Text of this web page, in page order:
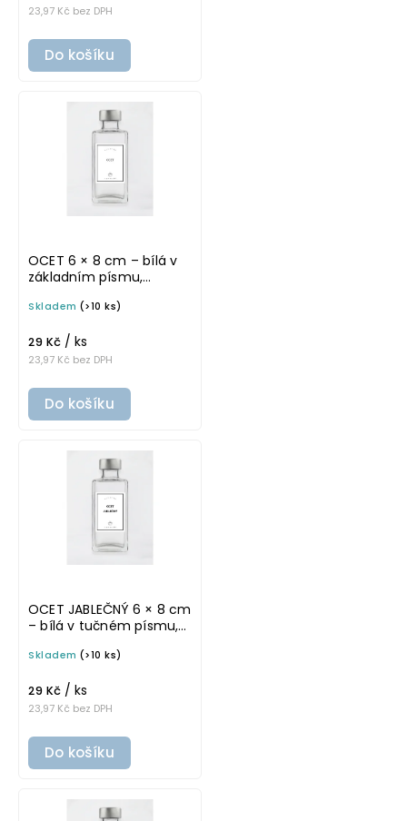
23,97 Kč bez DPH
Do košíku
OCET 6 × 8 cm – bílá v
základním písmu,
na potravinové láhve
Skladem (>10 ks)
23,97 Kč bez DPH
29 Kč / ks
Do košíku
OCET JABLEČNÝ 6 × 8 cm
– bílá v tučném písmu,
na potravinové láhve
Skladem (>10 ks)
23,97 Kč bez DPH
29 Kč / ks
Do košíku